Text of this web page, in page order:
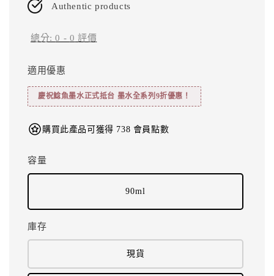
Authentic products
總分:0 - 0 評價
適用優惠
慶祝鯰魚墨水正式抵台 墨水全系列9折優惠！
購買此產品可獲得 738 會員點數
容量
90ml
庫存
現貨